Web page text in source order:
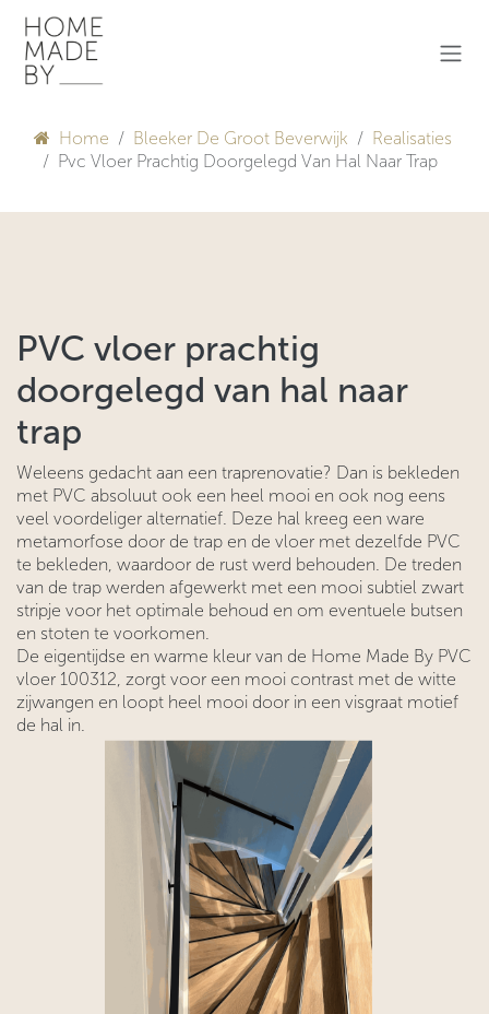
Overslaan naar inhoud
Home Bleeker De Groot Beverwijk
Realisaties
Pvc Vloer Prachtig Doorgelegd Van Hal Naar Trap
PVC vloer prachtig
doorgelegd van hal naar
trap
Weleens gedacht aan een traprenovatie? Dan is bekleden
met PVC absoluut ook een heel mooi en ook nog eens
veel voordeliger alternatief. Deze hal kreeg een ware
metamorfose door de trap en de vloer met dezelfde PVC
te bekleden, waardoor de rust werd behouden. De treden
van de trap werden afgewerkt met een mooi subtiel zwart
stripje voor het optimale behoud en om eventuele butsen
en stoten te voorkomen.
De eigentijdse en warme kleur van de Home Made By PVC
vloer 100312, zorgt voor een mooi contrast met de witte
zijwangen en loopt heel mooi door in een visgraat motief
de hal in.